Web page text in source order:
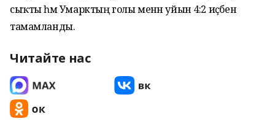
сыҡты һәм Умарктың голы менән уйын 4:2 иҫәбенә
тамамланды.
Читайте нас